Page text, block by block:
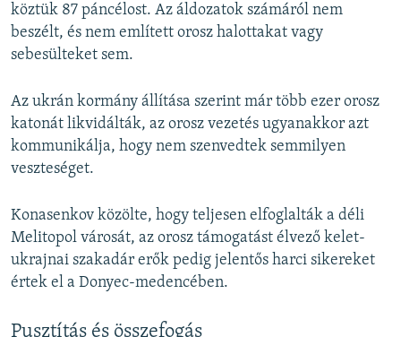
köztük 87 páncélost. Az áldozatok számáról nem
beszélt, és nem említett orosz halottakat vagy
sebesülteket sem.
Az ukrán kormány állítása szerint már több ezer orosz
katonát likvidálták, az orosz vezetés ugyanakkor azt
kommunikálja, hogy nem szenvedtek semmilyen
veszteséget.
Konasenkov közölte, hogy teljesen elfoglalták a déli
Melitopol városát, az orosz támogatást élvező kelet-
ukrajnai szakadár erők pedig jelentős harci sikereket
értek el a Donyec-medencében.
Pusztítás és összefogás